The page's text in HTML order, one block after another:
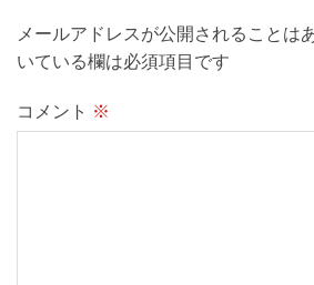
メールアドレスが公開されることは
いている欄は必須項目です
コメント ※